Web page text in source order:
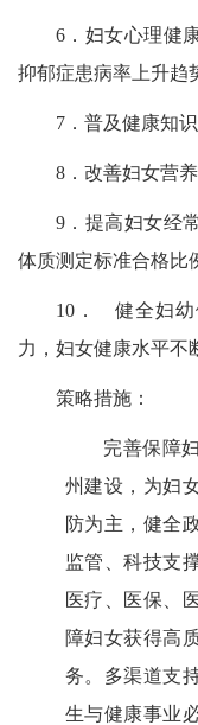
6．妇女心理健
抑郁症患病率上升趋
7．普及健康知
8．改善妇女营
9．提高妇女经
体质测定标准合格比
10．健全妇
力，妇女健康水平不
策略措施：
完善保障
州建设， 为妇
防为主，健全
监管、科技支
医疗、医保、
障妇女获得高
务。多渠道支
生与健康事业